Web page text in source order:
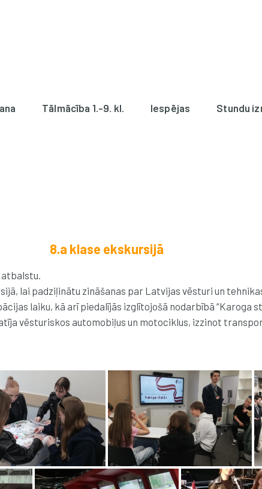
Tālmācība 1.-9. kl. Iespējas Stundu
8.a klase ekskursijā
atbalstu.
lai padziļinātu zināšanas par Latvijas vēsturi un
laiku, kā arī piedalījās izglītojošā nodarbībā “Karoga
vēsturiskos automobiļus un motociklus, izzinot